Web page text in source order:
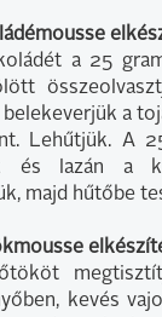
a 25
belekeverjük a
Lehűtjük. A
és lazán a
majd hűtőbe
kevés